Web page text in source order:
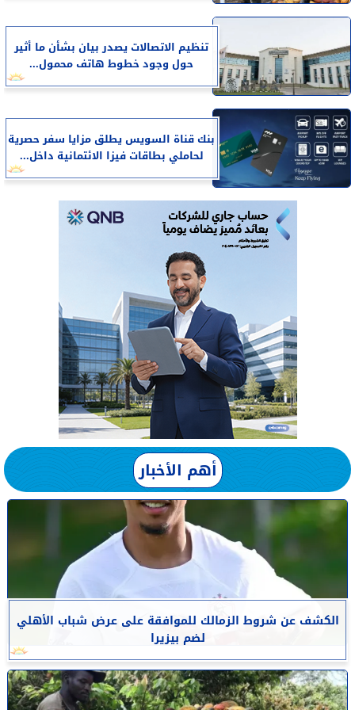
تنظيم الاتصالات يصدر بيان بشأن ما أثير
حول وجود خطوط هاتف محمول...
بنك قناة السويس يطلق مزايا سفر حصرية
لحاملي بطاقات فيزا الائتمانية داخل...
أهم الأخبار
الكشف عن شروط الزمالك للموافقة على عرض شباب الأهلي
لضم بيزيرا